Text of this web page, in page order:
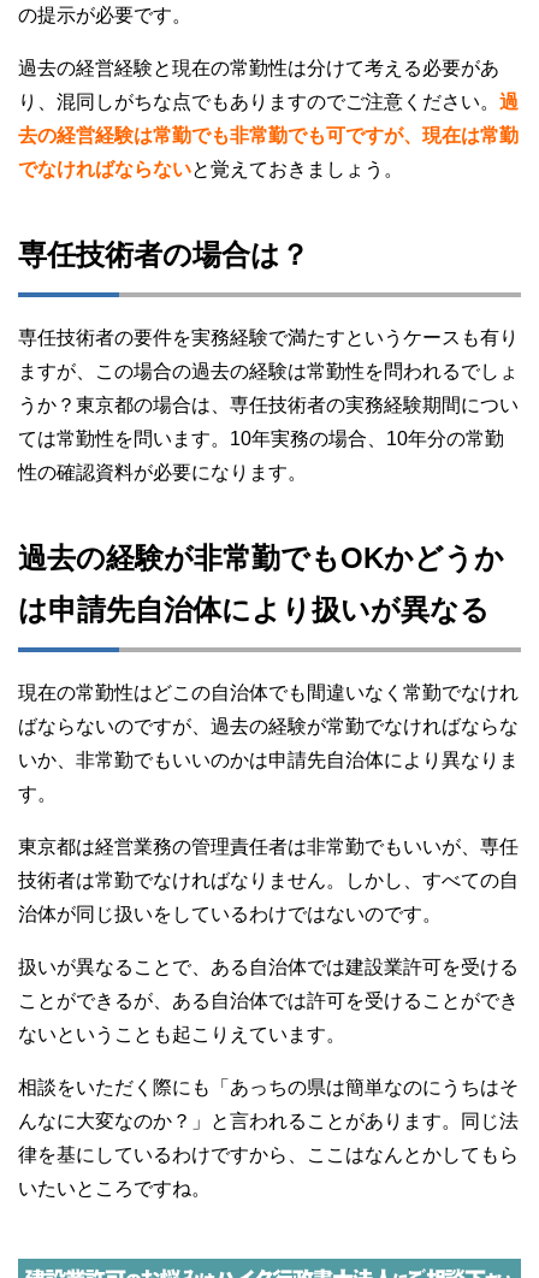
の提示が必要です。
過去の経営経験と現在の常勤性は分けて考える必要があ
り、混同しがちな点でもありますのでご注意ください。 過
去の経営経験は常勤でも非常勤でも可ですが、現在は常勤
でなければならないと覚えておきましょう。
専任技術者の場合は？
専任技術者の要件を実務経験で満たすというケースも有り
ますが、この場合の過去の経験は常勤性を問われるでしょ
うか？東京都の場合は、専任技術者の実務経験期間につい
ては常勤性を問います。10年実務の場合、10年分の常勤
性の確認資料が必要になります。
過去の経験が非常勤でもOKかどうか
は申請先自治体により扱いが異なる
現在の常勤性はどこの自治体でも間違いなく常勤でなけれ
ばならないのですが、過去の経験が常勤でなければならな
いか、非常勤でもいいのかは申請先自治体により異なりま
す。
東京都は経営業務の管理責任者は非常勤でもいいが、専任
技術者は常勤でなければなりません。しかし、すべての自
治体が同じ扱いをしているわけではないのです。
扱いが異なることで、ある自治体では建設業許可を受ける
ことができるが、ある自治体では許可を受けることができ
ないということも起こりえています。
相談をいただく際にも「あっちの県は簡単なのにうちはそ
んなに大変なのか？」と言われることがあります。同じ法
律を基にしているわけですから、ここはなんとかしてもら
いたいところですね。